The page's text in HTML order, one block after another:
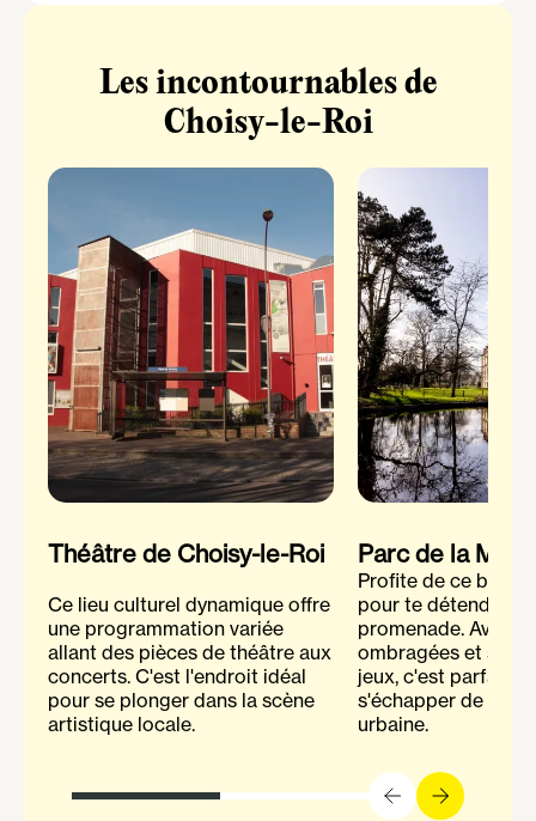
Les incontournables de
Choisy-le-Roi
Théâtre de Choisy-le-Roi
Ce lieu culturel dynamique offre
une programmation variée
allant des pièces de théâtre aux
concerts. C'est l'endroit idéal
pour se plonger dans la scène
artistique locale.
Parc de la
Profite de ce bel
pour te détendre
promenade. Avec
ombragées et ses
jeux, c'est parfait
s'échapper de
urbaine.